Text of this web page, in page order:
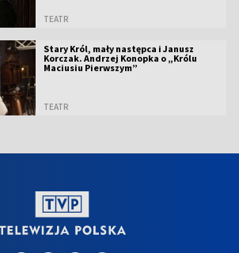
TEATR
Stary Król, mały następca i Janusz
Korczak. Andrzej Konopka o „Królu
Maciusiu Pierwszym”
TEATR